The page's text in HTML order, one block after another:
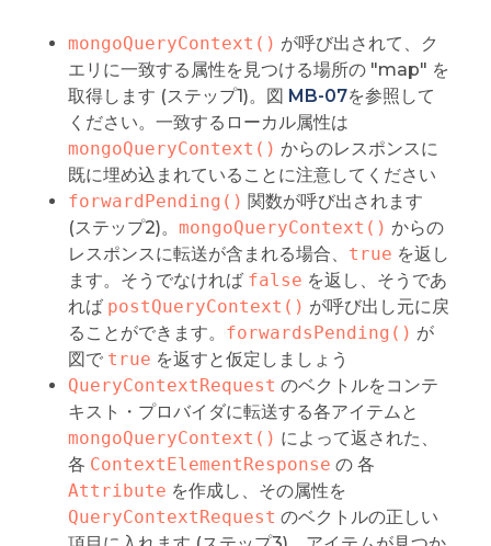
mongoQueryContext() が呼び出されて、ク
エリに一致する属性を見つける場所の "map" を
取得します (ステップ1)。図 MB-07を参照して
ください。一致するローカル属性は
mongoQueryContext() からのレスポンスに
既に埋め込まれていることに注意してください
forwardPending() 関数が呼び出されます
(ステップ2)。 mongoQueryContext() からの
レスポンスに転送が含まれる場合、 true を返し
ます。そうでなければ false を返し、そうであ
れば postQueryContext() が呼び出し元に戻
ることができます。 forwardsPending() が
図で true を返すと仮定しましょう
QueryContextRequest のベクトルをコンテ
キスト・プロバイダに転送する各アイテムと
mongoQueryContext() によって返された、
各 ContextElementResponse の 各
Attribute を作成し、その属性を
QueryContextRequest のベクトルの正しい